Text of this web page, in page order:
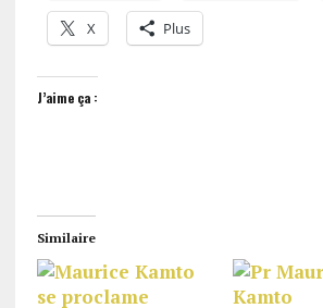
X Plus
J’aime ça :
Similaire